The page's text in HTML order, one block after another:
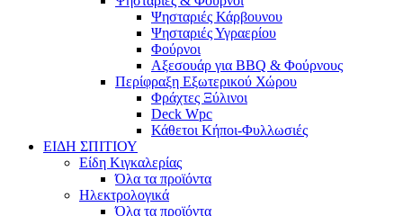
Ψησταριές Κάρβουνου
Ψησταριές Υγραερίου
Φούρνοι
Αξεσουάρ για BBQ & Φούρνους
Περίφραξη Εξωτερικού Χώρου
Φράχτες Ξύλινοι
Deck Wpc
Κάθετοι Κήποι-Φυλλωσιές
ΕΙΔΗ ΣΠΙΤΙΟΥ
Είδη Κιγκαλερίας
Όλα τα προϊόντα
Ηλεκτρολογικά
Όλα τα προϊόντα